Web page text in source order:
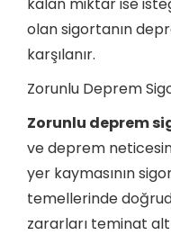
olan sigortanın
karşılanır.
Zorunlu Deprem
Zorunlu deprem
ve deprem
yer kaymasının
temellerinde
zararları teminat